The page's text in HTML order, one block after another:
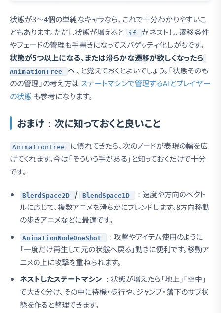
状態が3〜4個の単純なキャラなら、これで十分わかりやすいこ
ともあります。ただし状態が増えると
if
がネストし、遷移条件
やフェードの管理も手書きになってスパゲッティ化しがちです。
状態が5つ以上になる、または滑らかな遷移が欲しくなったら
AnimationTree へ、と覚えておくとよいでしょう。「状態そのも
のの管理」の考え方は ステートマシンで管理するAIとプレイヤー
の状態 も参考になります。
おまけ：次に知っておくと良いこと
AnimationTree
に慣れてきたら、次のノードが表現の幅を広
げてくれます。今は「そういう手がある」と知っておくだけで十分
です。
BlendSpace2D / BlendSpace1D
：速度や方向のベクト
ルに応じて、複数アニメを滑らかにブレンドします。8方向移動
の歩きアニメなどに最適です。
AnimationNodeOneShot
：攻撃やアイテム使用のように
「一度だけ再生して元の状態へ戻る」動きに便利です。移動ア
ニメの上に攻撃を重ねられます。
ネストしたステートマシン ：状態が増えたら「地上」「空中」
で大きく分け、その中に待機・歩行や、ジャンプ・落下のサブ状
態を作ると整理できます。